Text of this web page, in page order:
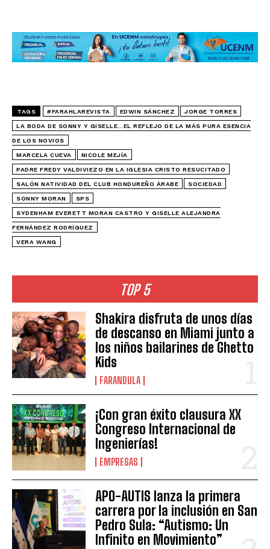
TOP 5
Shakira disfruta de unos días
de descanso en Miami junto a
los niños bailarines de Ghetto
Kids
FARANDULA
¡Con gran éxito clausura XX
Congreso Internacional de
Ingenierías!
EMPRESAS
APO-AUTIS lanza la primera
carrera por la inclusión en San
Pedro Sula: “Autismo: Un
Infinito en Movimiento”
TAGS #FARAHLAREVISTA EDWIN SÁNCHEZ JORGE TORRES
LA BODA DE SONNY Y GISELLE…EL REFLEJO DE LA MÁS PURA ESENCIA
DE LOS NOVIOS
MARCELA CUEVA NICOLE MEJÍA
PADRE FREDY VALDIVIEZO EN LA IGLESIA CRISTO RESUCITADO
SALÓN NATIVIDAD DEL CLUB HONDUREÑO ÁRABE SOCIEDAD
SONNY MORAN SPS
SYDENHAM EVERETT MORAN CASTRO Y GISELLE ALEJANDRA
FERNÁNDEZ RODRÍGUEZ
VERA WANG